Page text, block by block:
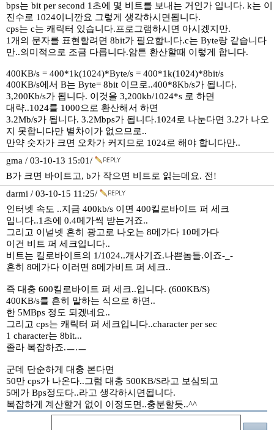
bps는 bit per second 1초에 몇 비트를 보내는 거인가 입니다. k는 이
진수로 1024이니깐요 그렇게 생각하시면됩니다.
cps는 c는 캐릭터 있습니다.프로그램하시면 아시겠지만.
1개의 문자를 표현할려면 8bit가 필요합니다.c는 Byte랑 같습니다
만..의미적으로 조금 다릅니다.암튼 환산할때 이렇게 합니다.
400KB/s = 400*1k(1024)*Byte/s = 400*1k(1024)*8bit/s
400KB/s에서 B는 Byte= 8bit 이므로..400*8Kb/s가 됩니다.
3,200Kb/s가 됩니다. 이것을 3,200kb/1024*s 로 하면
대략..1024를 1000으로 환산해서 하면
3.2Mb/s가 됩니다. 3.2Mbps가 됩니다.1024로 나눈다면 3.2가 나오
지 못합니다만 별차이가 없으므로..
만약 숫자가 크면 오차가 커지므로 1024로 해야 합니다만..
gma / 03-10-13 15:01/
B가 크면 바이트고, b가 작으면 비트로 읽는데요. 전!
darmi / 03-10-15 11:25/
인터넷 속도 ..지금 400kb/s 이면 400킬로바이트 퍼 세크
입니다..1초에 0.4메가씩 받는거죠..
그리고 이넡넷 흔히 광고로 나오는 8메가다 10메가다
이건 비트 퍼 세크입니다..
비트는 킬로바이트의 1/1024..개사기죠.나쁜놈들.이죠-_-
흔히 8메가다 이러면 8메가비트 퍼 세크..
즉 대충 600킬로바이트 퍼 세크..입니다. (600KB/S)
400KB/s를 흔히 말하는 식으로 하면..
한 5MBps 정도 되겠네요..
그리고 cps는 캐릭터 퍼 세크입니다..character per sec
1 character는 8bit...
졸라 복잡하죠.ㅡ.ㅡ
군데 단순하게 대충 본다면
50만 cps가 나온다..그럼 대충 500KB/S라고 보심되고
5메가 Bps정도다..라고 생각하시면됩니다.
복잡하게 계산할거 없이 이정도면..충분할듯..^^